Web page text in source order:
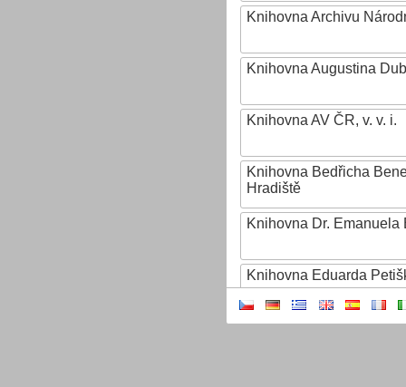
Knihovna Archivu
Knihovna Augustina
Knihovna AV ČR, v. v. i.
Knihovna Bedřicha
Hradiště
Knihovna Dr. Emanuela
Knihovna Eduarda
Knihovna Ignáta